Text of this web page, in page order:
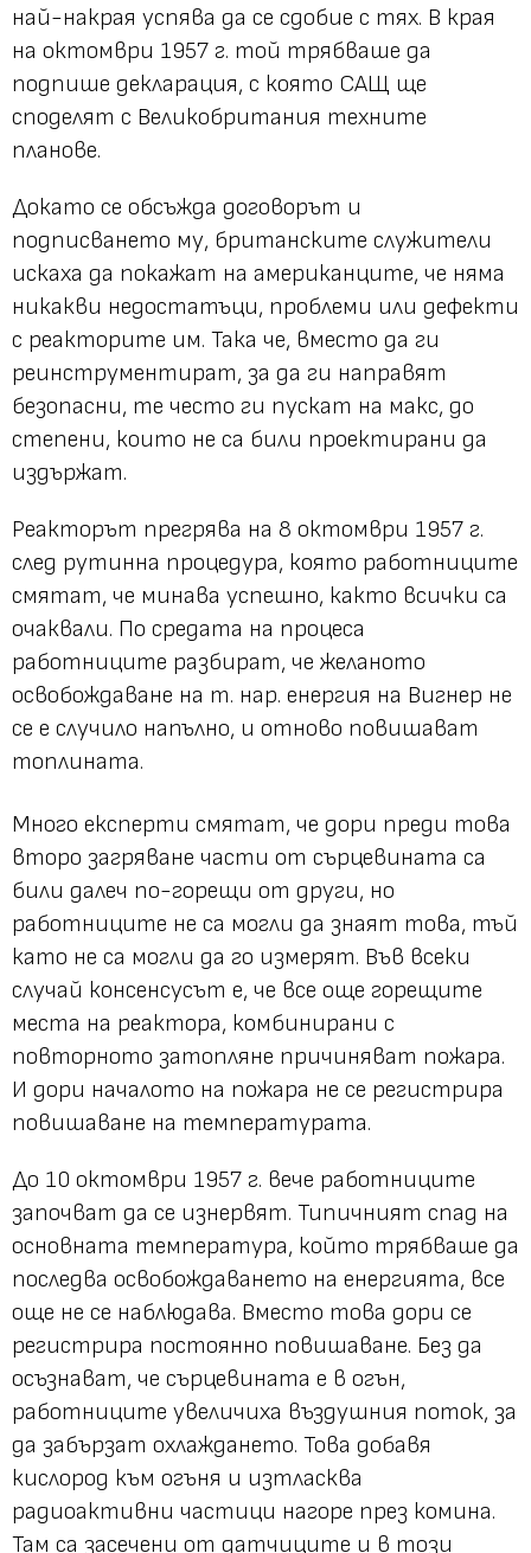
най-накрая успява да се сдобие с тях. В края
на октомври 1957 г. той трябваше да
подпише декларация, с която САЩ ще
споделят с Великобритания техните
планове.
Докато се обсъжда договорът и
подписването му, британските служители
искаха да покажат на американците, че няма
никакви недостатъци, проблеми или дефекти
с реакторите им. Така че, вместо да ги
реинструментират, за да ги направят
безопасни, те често ги пускат на макс, до
степени, които не са били проектирани да
издържат.
Реакторът прегрява на 8 октомври 1957 г.
след рутинна процедура, която работниците
смятат, че минава успешно, както всички са
очаквали. По средата на процеса
работниците разбират, че желаното
освобождаване на т. нар. енергия на Вигнер не
се е случило напълно, и отново повишават
топлината.
Много експерти смятат, че дори преди това
второ загряване части от сърцевината са
били далеч по-горещи от други, но
работниците не са могли да знаят това, тъй
като не са могли да го измерят. Във всеки
случай консенсусът е, че все още горещите
места на реактора, комбинирани с
повторното затопляне причиняват пожара.
И дори началото на пожара не се регистрира
повишаване на температурата.
До 10 октомври 1957 г. вече работниците
започват да се изнервят. Типичният спад на
основната температура, който трябваше да
последва освобождаването на енергията, все
още не се наблюдава. Вместо това дори се
регистрира постоянно повишаване. Без да
осъзнават, че сърцевината е в огън,
работниците увеличиха въздушния поток, за
да забързат охлаждането. Това добавя
кислород към огъня и изтласква
радиоактивни частици нагоре през комина.
Там са засечени от датчиците и в този